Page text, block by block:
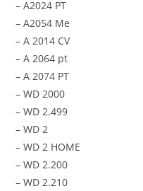
– A2024 PT
– A2054 Me
– A 2014 CV
– A 2064 pt
– A 2074 PT
– WD 2000
– WD 2.499
– WD 2
– WD 2 HOME
– WD 2.200
– WD 2.210